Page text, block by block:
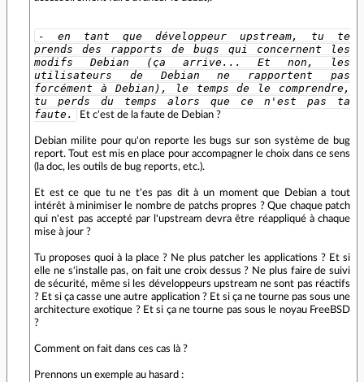
- en tant que développeur upstream, tu te
prends des rapports de bugs qui concernent les
modifs Debian (ça arrive... Et non, les
utilisateurs de Debian ne rapportent pas
forcément à Debian), le temps de le comprendre,
tu perds du temps alors que ce n'est pas ta
faute.
Et c'est de la faute de Debian ?
Debian milite pour qu'on reporte les bugs sur son système de bug
report. Tout est mis en place pour accompagner le choix dans ce sens
(la doc, les outils de bug reports, etc.).
Et est ce que tu ne t'es pas dit à un moment que Debian a tout
intérêt à minimiser le nombre de patchs propres ? Que chaque patch
qui n'est pas accepté par l'upstream devra être réappliqué à chaque
mise à jour ?
Tu proposes quoi à la place ? Ne plus patcher les applications ? Et si
elle ne s'installe pas, on fait une croix dessus ? Ne plus faire de suivi
de sécurité, même si les développeurs upstream ne sont pas réactifs
? Et si ça casse une autre application ? Et si ça ne tourne pas sous une
architecture exotique ? Et si ça ne tourne pas sous le noyau FreeBSD
?
Comment on fait dans ces cas là ?
Prennons un exemple au hasard :